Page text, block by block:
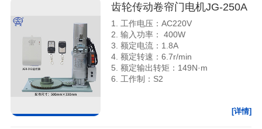
齿轮传动卷帘门电机JG-250A
1. 工作电压：AC220V
2. 输入功率： 400W
3. 额定电流：1.8A
4. 额定转速：6.7r/min
5. 额定输出转矩：149N·m
6. 工作制：S2
[详情]